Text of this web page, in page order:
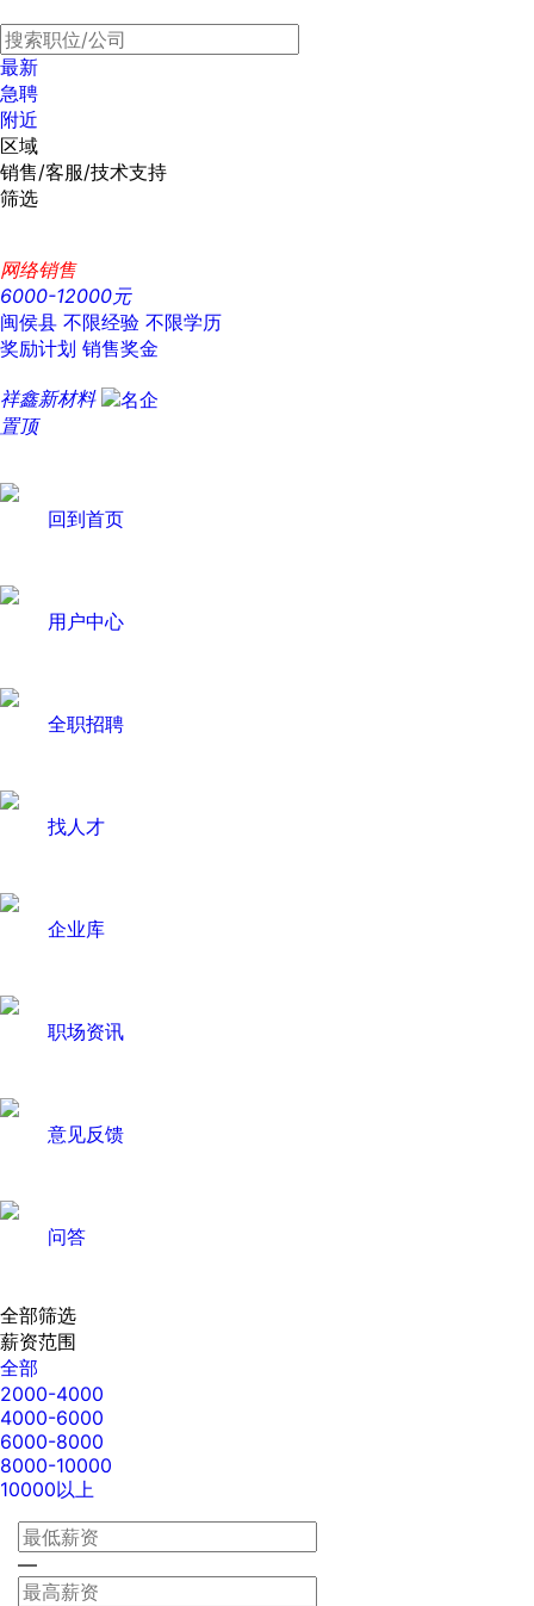
最新
急聘
附近
区域
销售/客服/技术支持
筛选
网络销售
6000-12000元
闽侯县 不限经验 不限学历
奖励计划 销售奖金
祥鑫新材料
置顶
回到首页
用户中心
全职招聘
找人才
企业库
职场资讯
意见反馈
问答
全部筛选
薪资范围
全部
2000-4000
4000-6000
6000-8000
8000-10000
10000以上
—